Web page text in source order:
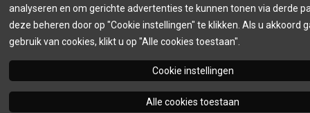
analyseren en om gerichte advertenties te kunnen tonen via derde
deze beheren door op "Cookie instellingen" te klikken. Als u akkoord
gebruik van cookies, klikt u op "Alle cookies toestaan".
Cookie instellingen
Alle cookies toestaan